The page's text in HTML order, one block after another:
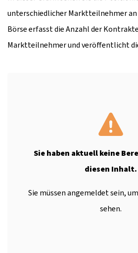
unterschiedlicher Marktteilnehmer an
Börse erfasst die Anzahl der
Marktteilnehmer und veröffentlicht
Sie haben aktuell keine
diesen Inhalt.
Sie müssen angemeldet sein,
sehen.